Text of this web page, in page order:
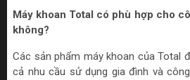
Máy khoan Total có phù hợp cho
không?
Các sản phẩm máy khoan của Total
cả nhu cầu sử dụng gia đình và